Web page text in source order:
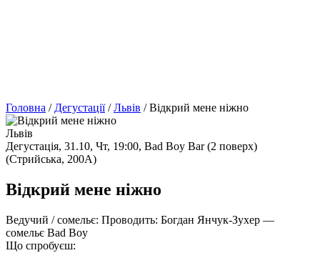
Головна / Дегустації/Львів /Відкрий мене ніжно
Львів
Дегустація, 31.10, Чт, 19:00, Bad Boy Bar (2 поверх)
(Стрийська, 200А)
Відкрий мене ніжно
Ведучий / сомельє: Проводить: Богдан Янчук-Зухер —
сомельє Bad Boy
Що спробуєш: